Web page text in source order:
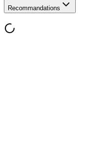
Recommandations